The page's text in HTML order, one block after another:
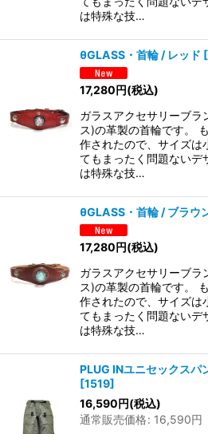
は特殊な技…
θGLASS・首輪 / レッド [
17,280円(税込)
ガラスアクセサリーブラ
ス)の革製の首輪です。
作されたので、サイズは
てもまったく問題ないデ
は特殊な技…
θGLASS・首輪 / ブラウ
17,280円(税込)
ガラスアクセサリーブラ
ス)の革製の首輪です。
作されたので、サイズは
てもまったく問題ないデ
は特殊な技…
PLUG INユニセックスパ
[1519]
16,590円(税込)
通常販売価格: 16,590円